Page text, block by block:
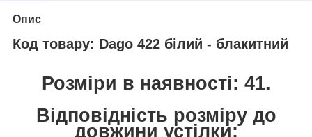
Опис
Код товару: Dago 422 білий - блакитний
Розміри в наявності: 41.
Відповідність розміру до
довжини устілки: